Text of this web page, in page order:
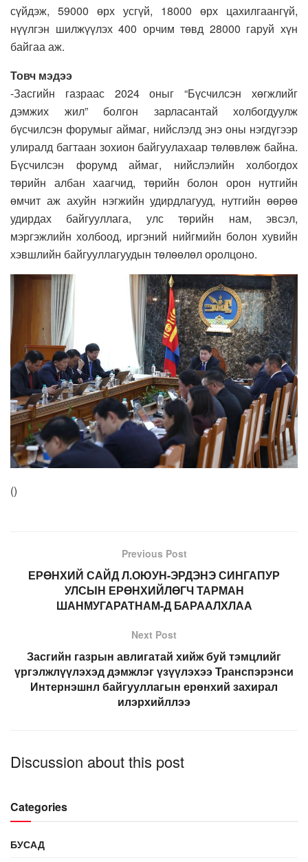
сүйдэж, 59000 өрх усгүй, 18000 өрх цахилгаангүй,
нүүлгэн шилжүүлэх 400 орчим төвд 28000 гаруй хүн
байгаа аж.
Товч мэдээ
-Засгийн газраас 2024 оныг “Бүсчилсэн хөгжлийг
дэмжих жил” болгон зарласантай холбогдуулж
бүсчилсэн форумыг аймаг, нийслэлд энэ оны нэгдүгээр
улиралд багтаан зохион байгуулахаар төлөвлөж байна.
Бүсчилсэн форумд аймаг, нийслэлийн холбогдох
төрийн албан хаагчид, төрийн болон орон нутгийн
өмчит аж ахуйн нэгжийн удирдлагууд, нутгийн өөрөө
удирдах байгууллага, улс төрийн нам, эвсэл,
мэргэжлийн холбоод, иргэний нийгмийн болон хувийн
хэвшлийн байгууллагуудын төлөөлөл оролцоно.
()
Previous Post
ЕРӨНХИЙ САЙД Л.ОЮУН-ЭРДЭНЭ СИНГАПУР
УЛСЫН ЕРӨНХИЙЛӨГЧ ТАРМАН
ШАНМУГАРАТНАМ-Д БАРААЛХЛАА
Next Post
Засгийн газрын авлигатай хийж буй тэмцлийг
үргэлжлүүлэхэд дэмжлэг үзүүлэхээ Транспэрэнси
Интернэшнл байгууллагын ерөнхий захирал
илэрхийллээ
Discussion about this post
Categories
БУСАД